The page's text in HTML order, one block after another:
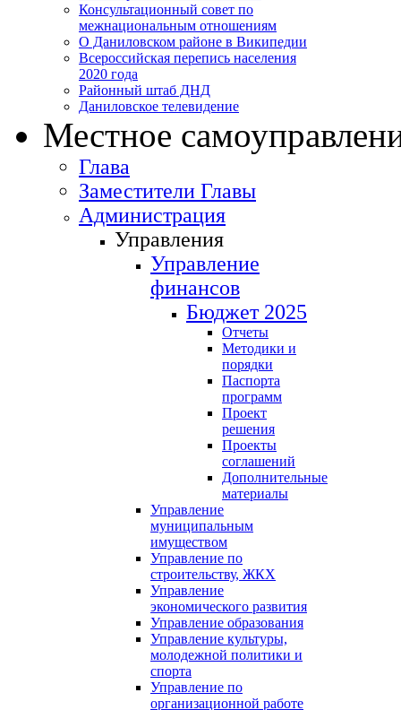
Консультационный совет по
межнациональным отношениям
О Даниловском районе в Википедии
Всероссийская перепись населения
2020 года
Районный штаб ДНД
Даниловское телевидение
Местное
Глава
Заместители Главы
Администрация
Управления
Управление
финансов
Бюджет 2025
Отчеты
Методики и
порядки
Паспорта
программ
Проект
решения
Проекты
соглашений
Дополнительные
материалы
Управление
муниципальным
имуществом
Управление по
строительству, ЖКХ
Управление
экономического развития
Управление образования
Управление культуры,
молодежной политики и
спорта
Управление по
организационной работе